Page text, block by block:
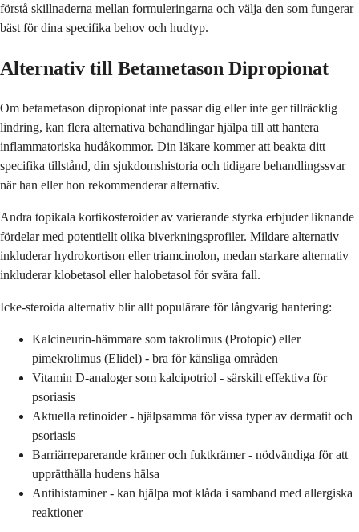
förstå skillnaderna mellan formuleringarna och välja den som fungerar
bäst för dina specifika behov och hudtyp.
Alternativ till Betametason Dipropionat
Om betametason dipropionat inte passar dig eller inte ger tillräcklig
lindring, kan flera alternativa behandlingar hjälpa till att hantera
inflammatoriska hudåkommor. Din läkare kommer att beakta ditt
specifika tillstånd, din sjukdomshistoria och tidigare behandlingssvar
när han eller hon rekommenderar alternativ.
Andra topikala kortikosteroider av varierande styrka erbjuder liknande
fördelar med potentiellt olika biverkningsprofiler. Mildare alternativ
inkluderar hydrokortison eller triamcinolon, medan starkare alternativ
inkluderar klobetasol eller halobetasol för svåra fall.
Icke-steroida alternativ blir allt populärare för långvarig hantering:
Kalcineurin-hämmare som takrolimus (Protopic) eller
pimekrolimus (Elidel) - bra för känsliga områden
Vitamin D-analoger som kalcipotriol - särskilt effektiva för
psoriasis
Aktuella retinoider - hjälpsamma för vissa typer av dermatit och
psoriasis
Barriärreparerande krämer och fuktkrämer - nödvändiga för att
upprätthålla hudens hälsa
Antihistaminer - kan hjälpa mot klåda i samband med allergiska
reaktioner